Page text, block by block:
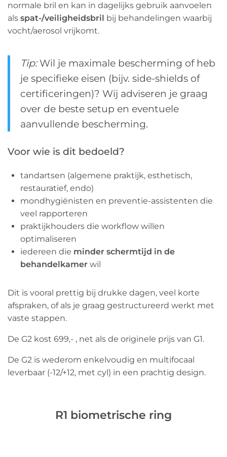
normale bril en kan in dagelijks gebruik aanvoelen
als spat-/veiligheidsbril
bij behandelingen waarbij
vocht/aerosol vrijkomt.
Tip:Wil je maximale bescherming of heb
je specifieke eisen (bijv. side-shields of
certificeringen)? Wij adviseren je graag
over de beste setup en eventuele
aanvullende bescherming.
Voor wie is dit bedoeld?
tandartsen (algemene praktijk, esthetisch,
restauratief, endo)
mondhygiënisten en preventie-assistenten die
veel rapporteren
praktijkhouders die workflow willen
optimaliseren
iedereen die minder schermtijd in de
behandelkamer wil
Dit is vooral prettig bij drukke dagen, veel korte
afspraken, of als je graag gestructureerd werkt met
vaste stappen.
De G2 kost 699,- , net als de originele prijs van G1.
De G2 is wederom enkelvoudig en multifocaal
leverbaar (-12/+12, met cyl) in een prachtig design.
R1 biometrische ring